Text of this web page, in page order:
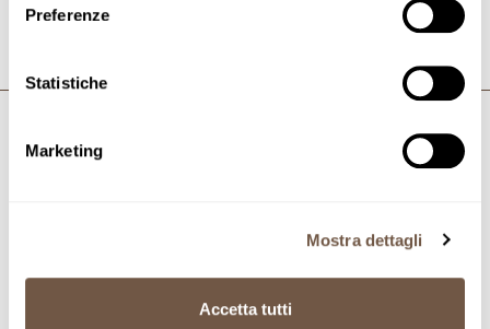
Preferenze
Statistiche
Marketing
Mostra dettagli
Accetta tutti
Abonnez-vous à la newsletter
communauté Pasta Mancini et
restez toujours à jour !